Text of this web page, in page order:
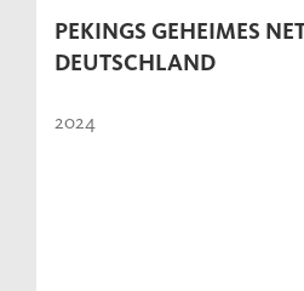
PEKINGS GEHEIMES
DEUTSCHLAND
2024